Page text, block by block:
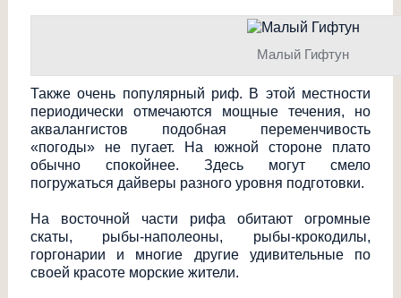
Малый Гифтун
Также очень популярный риф. В этой местности
периодически отмечаются мощные течения, но
аквалангистов подобная переменчивость
«погоды» не пугает. На южной стороне плато
обычно спокойнее. Здесь могут смело
погружаться дайверы разного уровня подготовки.
На восточной части рифа обитают огромные
скаты, рыбы-наполеоны, рыбы-крокодилы,
горгонарии и многие другие удивительные по
своей красоте морские жители.